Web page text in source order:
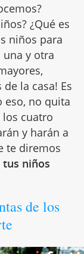
¿Qué es
niños para
una y otra
la casa! Es
eso, no quita
cuatro
y harán a
te diremos
niños
de los